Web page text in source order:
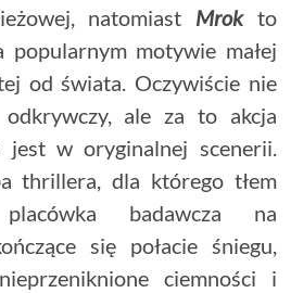
natomiast Mrokto
popularnym motywie małej
od świata. Oczywiście nie
ale za to akcja
jest w oryginalnej scenerii.
thrillera, dla którego tłem
badawcza na
się połacie śniegu,
ciemności i